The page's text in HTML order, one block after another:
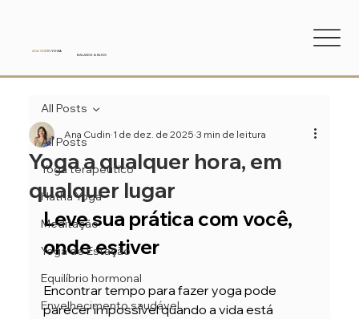
ANA CUDIN YOGA
BALANCE & BLISS
All Posts
Yoga terapêutico
Hatha Yoga
Meditação
Yoga de Estação
Equilíbrio hormonal
Envelhecimento saudável
All Posts
Yoga a qualquer hora, em
qualquer lugar
Ana Cudin 1 de dez. de 2025 3 min de leitura
Leve sua prática com você,
onde estiver
Encontrar tempo para fazer yoga pode
parecer impossível quando a vida está